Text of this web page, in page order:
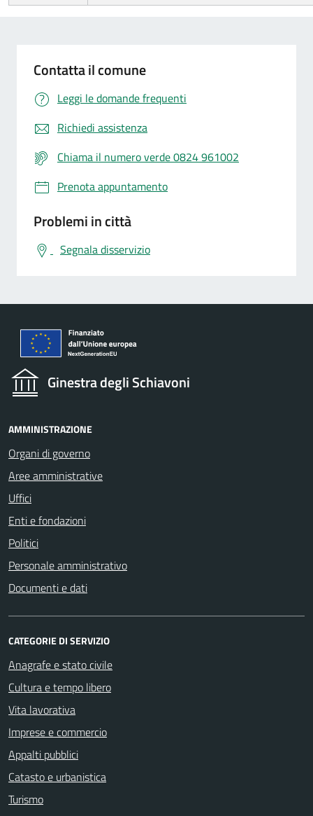
Contatta il comune
Leggi le domande frequenti
Richiedi assistenza
Chiama il numero verde 0824 961002
Prenota appuntamento
Problemi in città
Segnala disservizio
Ginestra degli Schiavoni
AMMINISTRAZIONE
Organi di governo
Aree amministrative
Uffici
Enti e fondazioni
Politici
Personale amministrativo
Documenti e dati
CATEGORIE DI SERVIZIO
Anagrafe e stato civile
Cultura e tempo libero
Vita lavorativa
Imprese e commercio
Appalti pubblici
Catasto e urbanistica
Turismo